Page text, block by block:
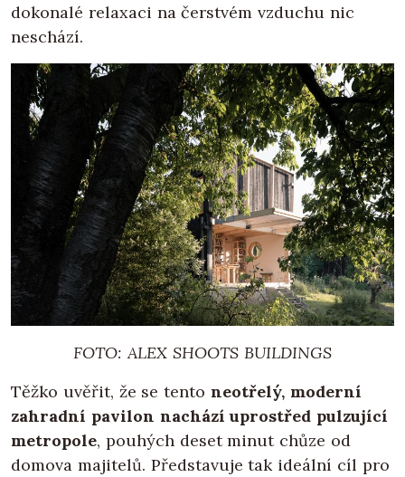
dokonalé relaxaci na čerstvém vzduchu nic
neschází.
FOTO: ALEX SHOOTS BUILDINGS
Těžko uvěřit, že se tento neotřelý, moderní
zahradní pavilon nachází uprostřed pulzující
metropole, pouhých deset minut chůze od
domova majitelů. Představuje tak ideální cíl pro